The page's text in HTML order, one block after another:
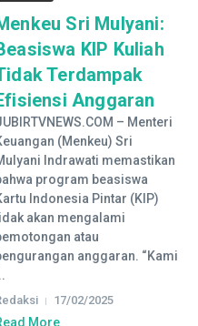
Sri Mulyani:
KIP Kuliah
Terdampak
Anggaran
– Menteri
(Menkeu) Sri
Indrawati memastikan
program beasiswa
Indonesia Pintar (KIP)
akan mengalami
atau
anggaran. “Kami
17/02/2025
More